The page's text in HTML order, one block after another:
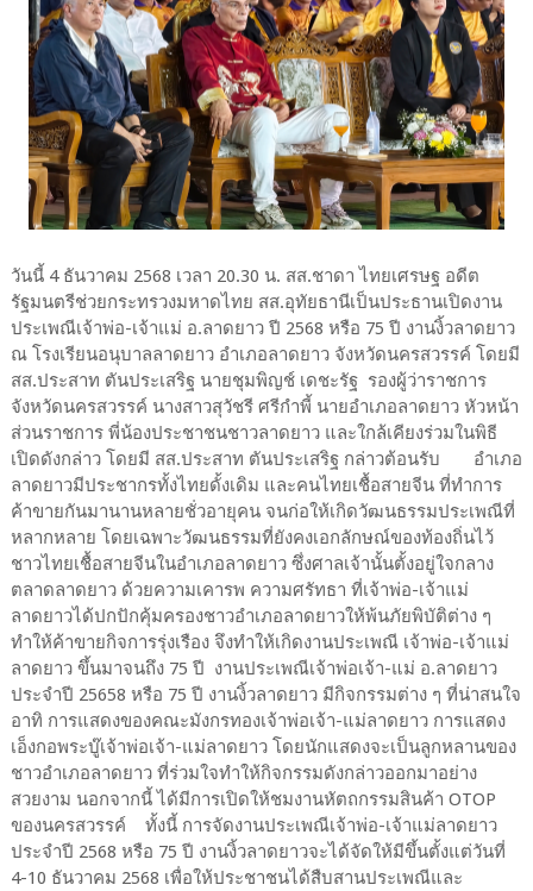
วันนี้ 4 ธันวาคม 2568 เวลา 20.30 น. สส.ชาดา ไทยเศรษฐ อดีต
รัฐมนตรีช่วยกระทรวงมหาดไทย สส.อุทัยธานีเป็นประธานเปิดงาน
ประเพณีเจ้าพ่อ-เจ้าแม่ อ.ลาดยาว ปี 2568 หรือ 75 ปี งานงิ้วลาดยาว
ณ โรงเรียนอนุบาลลาดยาว อำเภอลาดยาว จังหวัดนครสวรรค์ โดยมี
สส.ประสาท ตันประเสริฐ นายชุมพิญช์ เดชะรัฐ รองผู้ว่าราชการ
จังหวัดนครสวรรค์ นางสาวสุวัชรี​ ศรีกำพี้​ นายอำเภอลาดยาว หัวหน้า
ส่วนราชการ พี่น้องประชาชนชาวลาดยาว และใกล้เคียงร่วมในพิธี
เปิดดังกล่าว โดยมี สส.ประสาท ตันประเสริฐ กล่าวต้อนรับ อำเภอ
ลาดยาวมีประชากรทั้งไทยดั้งเดิม และคนไทยเชื้อสายจีน ที่ทำการ
ค้าขายกันมานานหลายชั่วอายุคน จนก่อให้เกิดวัฒนธรรมประเพณีที่
หลากหลาย โดยเฉพาะวัฒนธรรมที่ยังคงเอกลักษณ์ของท้องถิ่นไว้
ชาวไทยเชื้อสายจีนในอำเภอลาดยาว ซึ่งศาลเจ้านั้นตั้งอยู่ใจกลาง
ตลาดลาดยาว ด้วยความเคารพ​ ความศรัทธา ที่เจ้าพ่อ-เจ้าแม่​
ลาดยาวได้ปกปักคุ้มครองชาวอำเภอลาดยาวให้พ้นภัยพิบัติต่าง​ ๆ
ทำให้ค้าขายกิจการรุ่งเรือง จึงทำให้เกิดงานประเพณี​ เจ้าพ่อ-เจ้าแม่
ลาดยาว​ ขึ้นมาจนถึง 75 ปี งานประเพณีเจ้าพ่อเจ้า-แม่ อ.ลาดยาว
ประจำปี 25658 หรือ 75 ปี งานงิ้วลาดยาว มีกิจกรรมต่าง ๆ ที่น่าสนใจ
อาทิ การแสดงของคณะมังกรทองเจ้าพ่อเจ้า-แม่ลาดยาว การแสดง
เอ็งกอพระบู๊เจ้าพ่อเจ้า-แม่ลาดยาว​ โดยนักแสดงจะเป็นลูกหลานของ
ชาวอำเภอลาดยาว​ ที่ร่วมใจทำให้กิจกรรมดังกล่าวออกมาอย่าง
สวยงาม นอกจากนี้ ได้มีการเปิดให้ชมงานหัตถกรรมสินค้า OTOP
ของนครสวรรค์ ทั้งนี้ การจัดงานประเพณีเจ้าพ่อ-เจ้าแม่ลาดยาว
ประจำปี 2568 หรือ 75 ปี งานงิ้วลาดยาวจะได้จัดให้มีขึ้นตั้งแต่วันที่
4-10 ธันวาคม 2568 เพื่อให้ประชาชนได้สืบสานประเพณีและ